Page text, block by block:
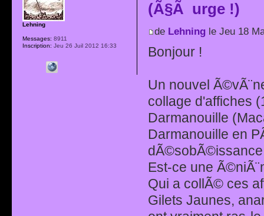
(Ã§Ã urge !)
de Lehningle Jeu 18
Bonjour !
Un nouvel
collage d'affiches
Darmanouille
Darmanouille en
Est-ce une
Qui a collÃ© ces
Gilets Jaunes,
Lehning
Messages: 8911
Inscription: Jeu 26 Juil 2012 16:33